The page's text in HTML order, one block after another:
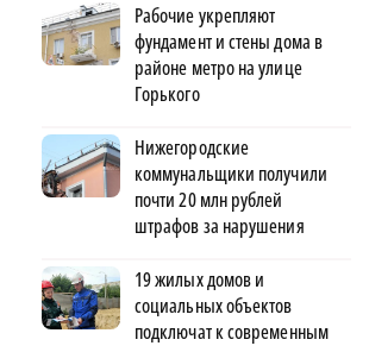
Рабочие укрепляют
фундамент и стены дома в
районе метро на улице
Горького
Нижегородские
коммунальщики получили
почти 20 млн рублей
штрафов за нарушения
19 жилых домов и
социальных объектов
подключат к современным